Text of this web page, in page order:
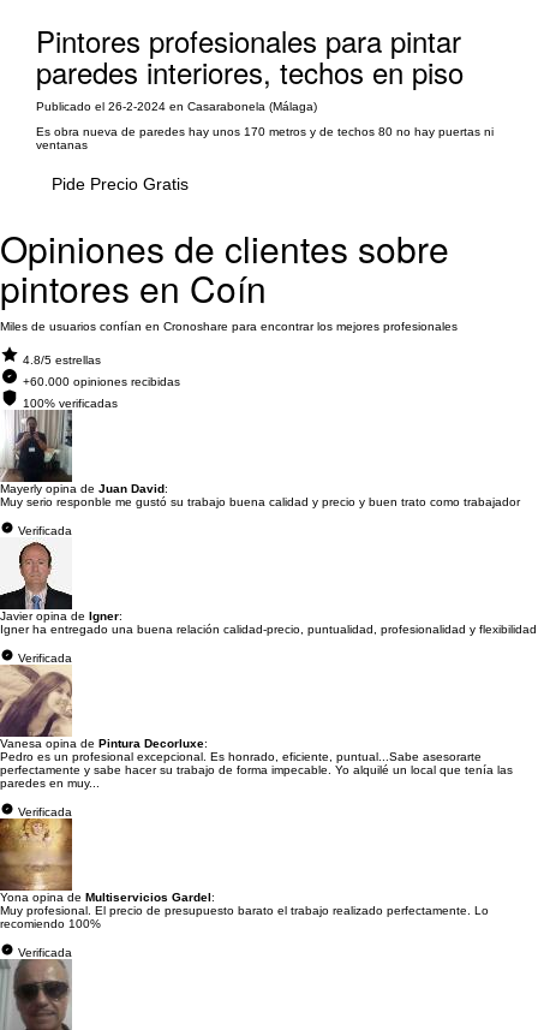
Pintores profesionales para pintar
paredes interiores, techos en piso
Publicado el 26-2-2024 en Casarabonela (Málaga)
Es obra nueva de paredes hay unos 170 metros y de techos 80 no hay puertas ni
ventanas
Pide Precio Gratis
Opiniones de clientes sobre
pintores en Coín
Miles de usuarios confían en Cronoshare para encontrar los mejores profesionales
4.8/5 estrellas
+60.000 opiniones recibidas
100% verificadas
Mayerly opina de Juan David:
Muy serio responble me gustó su trabajo buena calidad y precio y buen trato como trabajador
Verificada
Javier opina de Igner:
Igner ha entregado una buena relación calidad-precio, puntualidad, profesionalidad y flexibilidad
Verificada
Vanesa opina de Pintura Decorluxe:
Pedro es un profesional excepcional. Es honrado, eficiente, puntual...Sabe asesorarte
perfectamente y sabe hacer su trabajo de forma impecable. Yo alquilé un local que tenía las
paredes en muy...
Verificada
Yona opina de Multiservicios Gardel:
Muy profesional. El precio de presupuesto barato el trabajo realizado perfectamente. Lo
recomiendo 100%
Verificada